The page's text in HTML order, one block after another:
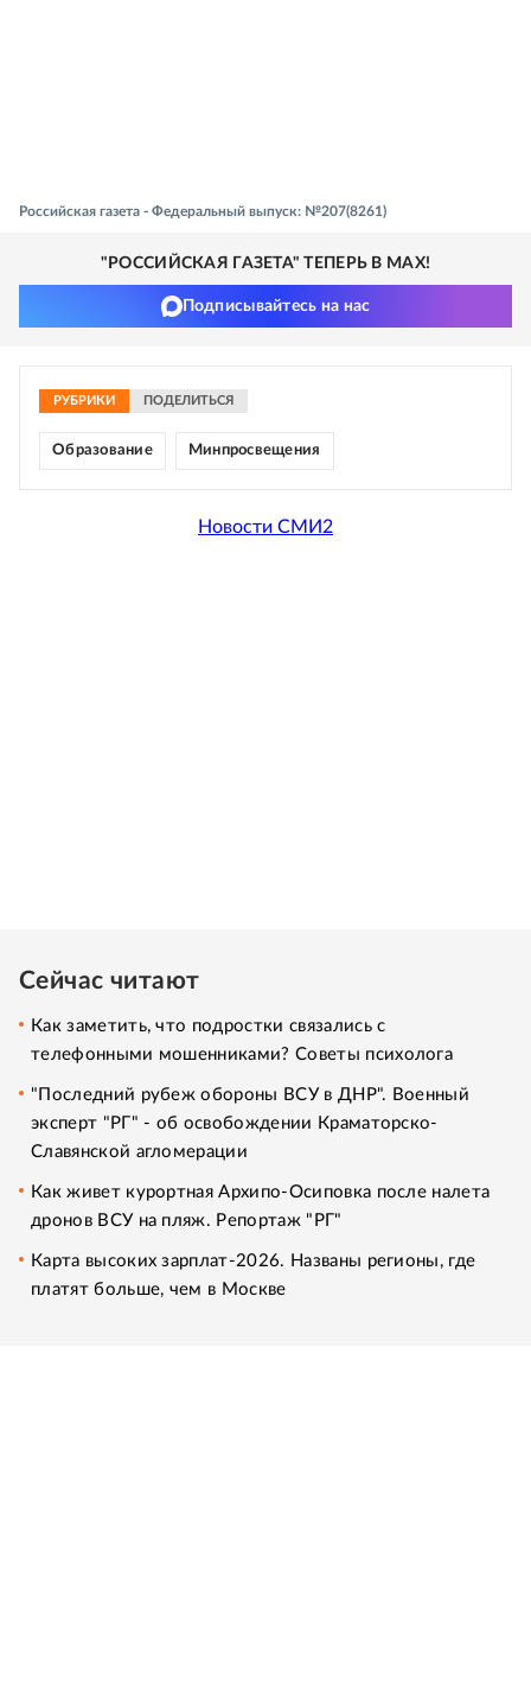
Российская газета - Федеральный выпуск: №207(8261)
"РОССИЙСКАЯ ГАЗЕТА" ТЕПЕРЬ В MAX!
Подписывайтесь на нас
РУБРИКИ ПОДЕЛИТЬСЯ
Образование Минпросвещения
Новости СМИ2
Сейчас читают
Как заметить, что подростки связались с
телефонными мошенниками? Советы психолога
"Последний рубеж обороны ВСУ в ДНР". Военный
эксперт "РГ" - об освобождении Краматорско-
Славянской агломерации
Как живет курортная Архипо-Осиповка после налета
дронов ВСУ на пляж. Репортаж "РГ"
Карта высоких зарплат-2026. Названы регионы, где
платят больше, чем в Москве